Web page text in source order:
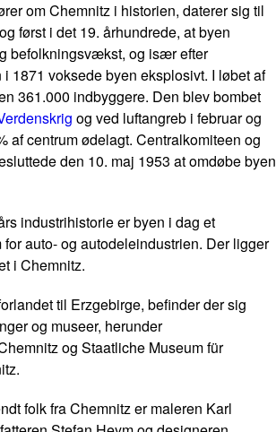
om Chemnitz i historien, daterer sig til
først i det 19. århundrede, at byen
befolkningsvækst, og især efter
1871 voksede byen eksplosivt. I løbet af
361.000 indbyggere. Den blev bombet
og ved luftangreb i februar og
af centrum ødelagt. Centralkomiteen og
den 10. maj 1953 at omdøbe byen
industrihistorie er byen i dag et
auto- og autodeleindustrien. Der ligger
i Chemnitz.
til Erzgebirge, befinder der sig
og museer, herunder
og Staatliche Museum für
folk fra Chemnitz er maleren Karl